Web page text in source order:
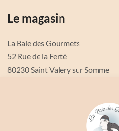
Le magasin
La Baie des Gourmets
52 Rue de la Ferté
80230 Saint Valery sur Somme
Ouvert en saison tous les jours